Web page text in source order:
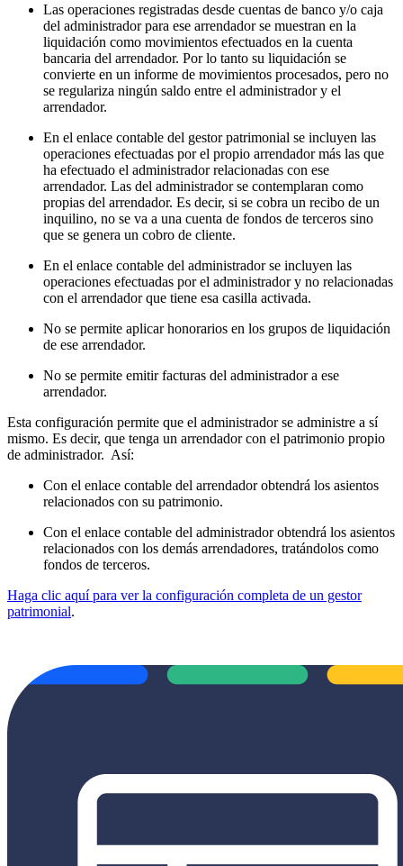
Las operaciones registradas desde cuentas de banco y/o caja
del administrador para ese arrendador se muestran en la
liquidación como movimientos efectuados en la cuenta
bancaria del arrendador. Por lo tanto su liquidación se
convierte en un informe de movimientos procesados, pero no
se regulariza ningún saldo entre el administrador y el
arrendador.
En el enlace contable del gestor patrimonial se incluyen las
operaciones efectuadas por el propio arrendador más las que
ha efectuado el administrador relacionadas con ese
arrendador. Las del administrador se contemplaran como
propias del arrendador. Es decir, si se cobra un recibo de un
inquilino, no se va a una cuenta de fondos de terceros sino
que se genera un cobro de cliente.
En el enlace contable del administrador se incluyen las
operaciones efectuadas por el administrador y no relacionadas
con el arrendador que tiene esa casilla activada.
No se permite aplicar honorarios en los grupos de liquidación
de ese arrendador.
No se permite emitir facturas del administrador a ese
arrendador.
Esta configuración permite que el administrador se administre a sí
mismo. Es decir, que tenga un arrendador con el patrimonio propio
de administrador. Así:
Con el enlace contable del arrendador obtendrá los asientos
relacionados con su patrimonio.
Con el enlace contable del administrador obtendrá los asientos
relacionados con los demás arrendadores, tratándolos como
fondos de terceros.
Haga clic aquí para ver la configuración completa de un gestor
patrimonial.